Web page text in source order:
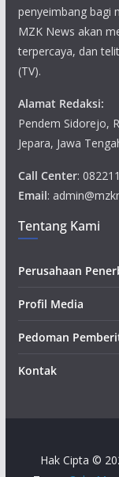
penyeimbang bagi
MZK News akan
terpercaya, dan
(TV).
Alamat Redaksi:
Pendem Sidorejo,
Jepara, Jawa
Call Center:
Email:
Tentang Kami
Perusahaan
Profil Media
Pedoman
Kontak
Hak Cipta ©